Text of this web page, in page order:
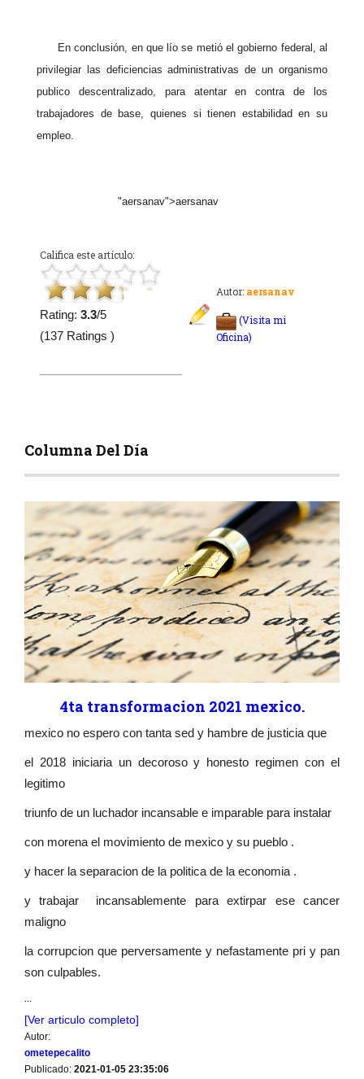
En conclusión, en que lío se metió el gobierno federal, al
privilegiar las deficiencias administrativas de un organismo
publico descentralizado, para atentar en contra de los
trabajadores de base, quienes si tienen estabilidad en su
empleo.
"aersanav">aersanav
Califica este artículo:
Rating: 3.3/5
(137 Ratings )
Autor: aersanav
(Visita mi
Oficina)
Columna Del Día
4ta transformacion 2021 mexico.
mexico no espero con tanta sed y hambre de justicia que
el 2018 iniciaria un decoroso y honesto regimen con el
legitimo
triunfo de un luchador incansable e imparable para instalar
con morena el movimiento de mexico y su pueblo .
y hacer la separacion de la politica de la economia .
y trabajar incansablemente para extirpar ese cancer
maligno
la corrupcion que perversamente y nefastamente pri y pan
son culpables.
...
[Ver articulo completo]
Autor:
ometepecalito
Publicado: 2021-01-05 23:35:06